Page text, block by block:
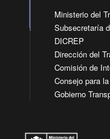
Ministerio del
Subsecretaría
DICREP
Dirección del
Comisión de
Consejo para
Gobierno